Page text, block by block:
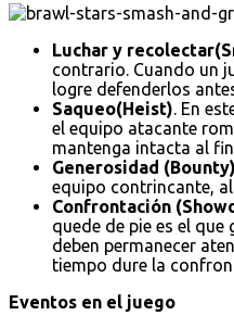
Luchar y
contrario. Cuando un
logre defenderlos
Saqueo(Heist). En
el equipo atacante
mantenga intacta al
Generosidad (Bounty)
equipo contrincante,
Confrontación
quede de pie es el
deben permanecer
tiempo dure la
Eventos en el juego